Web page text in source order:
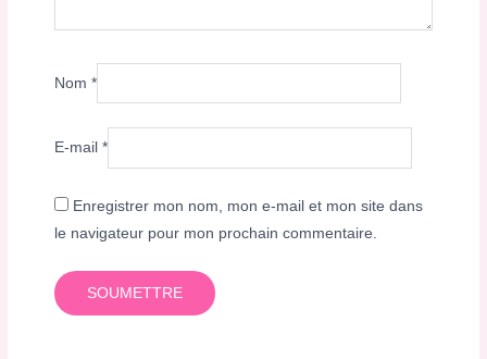
Nom*
E-mail*
Enregistrer mon nom, mon e-mail et mon site dans
le navigateur pour mon prochain commentaire.